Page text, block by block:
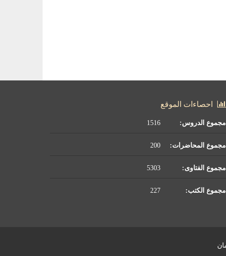
احصاءات الموقع
مجموع الدروس:
مجموع المحاضرات:
مجموع الفتاوى:
مجموع الكتب: